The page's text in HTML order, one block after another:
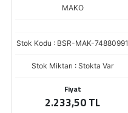
MAKO
Stok Kodu : BSR-MAK-74880991
Stok Miktarı : Stokta Var
Fiyat
2.233,50 TL